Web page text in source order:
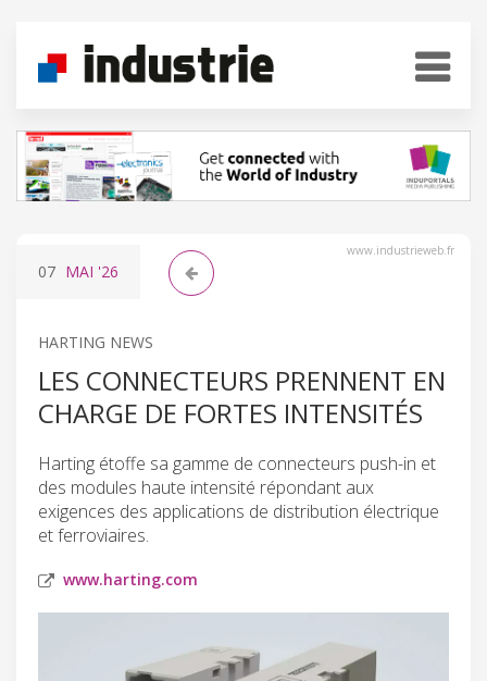
www.industrieweb.fr
07 MAI '26
HARTING NEWS
LES CONNECTEURS PRENNENT EN
CHARGE DE FORTES INTENSITÉS
Harting étoffe sa gamme de connecteurs push-in et
des modules haute intensité répondant aux
exigences des applications de distribution électrique
et ferroviaires.
www.harting.com